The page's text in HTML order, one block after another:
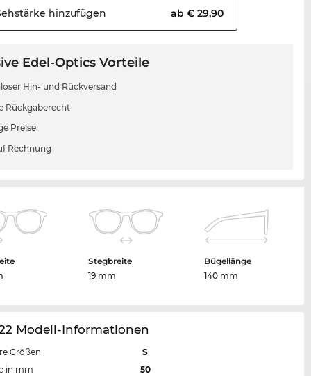
hinzufügen ab € 29,90
Edel-Optics Vorteile
Hin- und Rückversand
Rückgaberecht
Preise
Rechnung
Stegbreite
19 mm
Bügellänge
140 mm
Modell-Informationen
Größen
S
in mm
50